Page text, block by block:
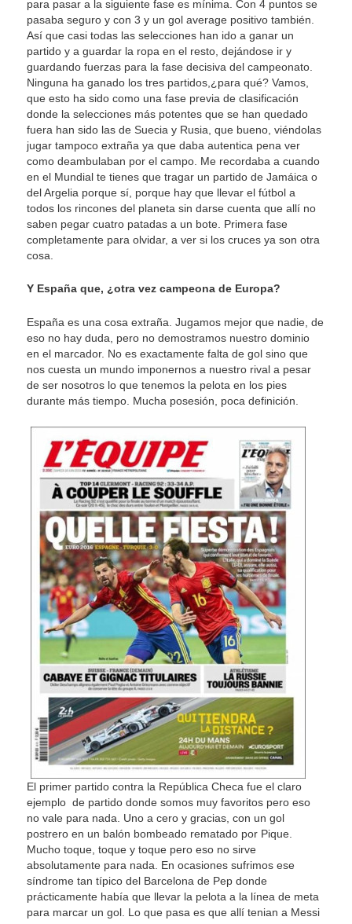
para pasar a la siguiente fase es mínima. Con 4 puntos se
pasaba seguro y con 3 y un gol average positivo también.
Así que casi todas las selecciones han ido a ganar un
partido y a guardar la ropa en el resto, dejándose ir y
guardando fuerzas para la fase decisiva del campeonato.
Ninguna ha ganado los tres partidos,¿para qué? Vamos,
que esto ha sido como una fase previa de clasificación
donde la selecciones más potentes que se han quedado
fuera han sido las de Suecia y Rusia, que bueno, viéndolas
jugar tampoco extraña ya que daba autentica pena ver
como deambulaban por el campo. Me recordaba a cuando
en el Mundial te tienes que tragar un partido de Jamáica o
del Argelia porque sí, porque hay que llevar el fútbol a
todos los rincones del planeta sin darse cuenta que allí no
saben pegar cuatro patadas a un bote. Primera fase
completamente para olvidar, a ver si los cruces ya son otra
cosa.
Y España que, ¿otra vez campeona de Europa?
España es una cosa extraña. Jugamos mejor que nadie, de
eso no hay duda, pero no demostramos nuestro dominio
en el marcador. No es exactamente falta de gol sino que
nos cuesta un mundo imponernos a nuestro rival a pesar
de ser nosotros lo que tenemos la pelota en los pies
durante más tiempo. Mucha posesión, poca definición.
El primer partido contra la República Checa fue el claro
ejemplo de partido donde somos muy favoritos pero eso
no vale para nada. Uno a cero y gracias, con un gol
postrero en un balón bombeado rematado por Pique.
Mucho toque, toque y toque pero eso no sirve
absolutamente para nada. En ocasiones sufrimos ese
síndrome tan típico del Barcelona de Pep donde
prácticamente había que llevar la pelota a la línea de meta
para marcar un gol. Lo que pasa es que allí tenian a Messi